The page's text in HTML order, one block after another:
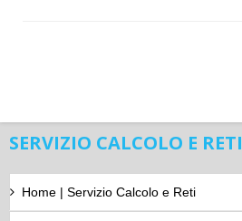
SERVIZIO CALCOLO E RETI
Home | Servizio Calcolo e Reti